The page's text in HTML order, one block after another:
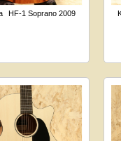
HF-1 Soprano 2009